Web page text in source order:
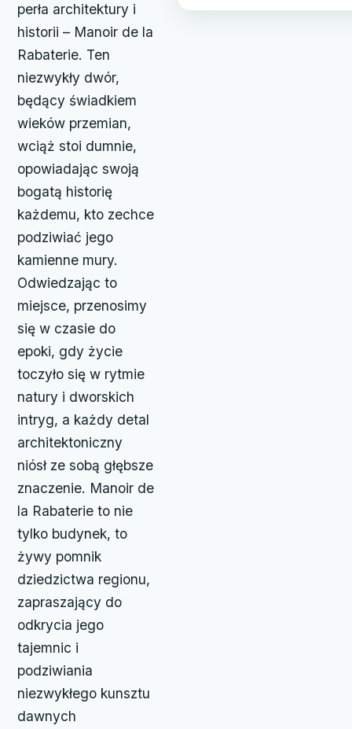
perła architektury i
historii – Manoir de la
Rabaterie. Ten
niezwykły dwór,
będący świadkiem
wieków przemian,
wciąż stoi dumnie,
opowiadając swoją
bogatą historię
każdemu, kto zechce
podziwiać jego
kamienne mury.
Odwiedzając to
miejsce, przenosimy
się w czasie do
epoki, gdy życie
toczyło się w rytmie
natury i dworskich
intryg, a każdy detal
architektoniczny
niósł ze sobą głębsze
znaczenie. Manoir de
la Rabaterie to nie
tylko budynek, to
żywy pomnik
dziedzictwa regionu,
zapraszający do
odkrycia jego
tajemnic i
podziwiania
niezwykłego kunsztu
dawnych